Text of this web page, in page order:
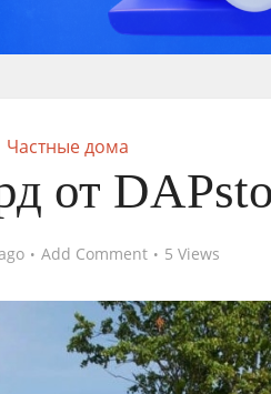
Частные дома
от
Add Comment 5 Views